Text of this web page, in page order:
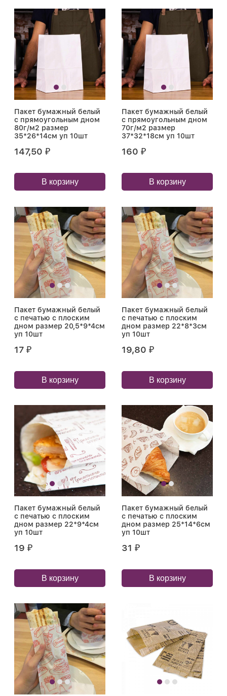
Пакет бумажный белый
с прямоугольным дном
80г/м2 размер
35*26*14см уп 10шт
147,50 ₽
В корзину
Пакет бумажный белый
с прямоугольным дном
70г/м2 размер
37*32*18см уп 10шт
160 ₽
В корзину
Пакет бумажный белый
с печатью с плоским
дном размер 20,5*9*4см
уп 10шт
17 ₽
В корзину
Пакет бумажный белый
с печатью с плоским
дном размер 22*8*3см
уп 10шт
19,80 ₽
В корзину
Пакет бумажный белый
с печатью с плоским
дном размер 22*9*4см
уп 10шт
19 ₽
В корзину
Пакет бумажный белый
с печатью с плоским
дном размер 25*14*6см
уп 10шт
31 ₽
В корзину